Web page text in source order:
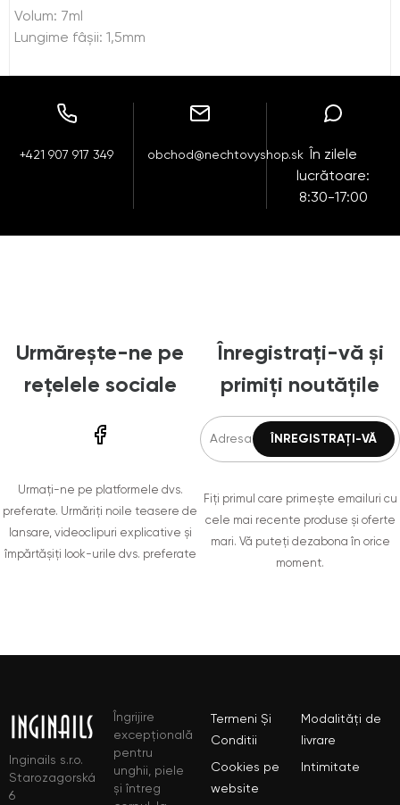
Volum: 7ml
Lungime fâşii: 1,5mm
+421 907 917 349 obchod@nechtovyshop.sk
În zilele
lucrătoare:
8:30-17:00
Urmărește-ne pe
rețelele sociale
Urmați-ne pe platformele dvs.
preferate. Urmăriți noile teasere de
lansare, videoclipuri explicative și
împărtășiți look-urile dvs. preferate
Înregistrați-vă și
primiți noutățile
Fiți primul care primește emailuri cu
cele mai recente produse și oferte
mari. Vă puteți dezabona în orice
moment.
Inginails s.r.o.
Starozagorská
6
Îngrijire
excepțională
pentru
unghii, piele
și întreg
Termeni Și
Conditii
Modalități de
livrare
Cookies pe
website
Intimitate